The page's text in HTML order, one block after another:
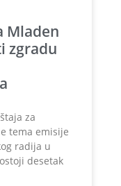
Mladen
zgradu
za
tema emisije
radija u
desetak